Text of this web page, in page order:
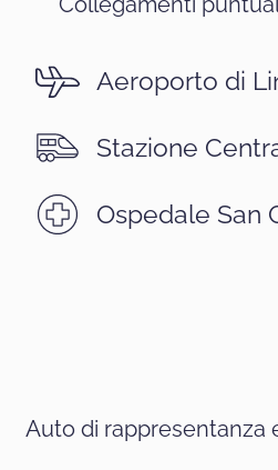
Aeroporto di
Stazione
Ospedale San
Auto di rappresentanza